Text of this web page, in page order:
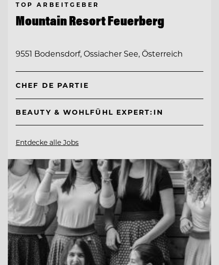
TOP ARBEITGEBER
Mountain Resort Feuerberg
9551 Bodensdorf, Ossiacher See, Österreich
CHEF DE PARTIE
BEAUTY & WOHLFÜHL EXPERT:IN
Entdecke alle Jobs